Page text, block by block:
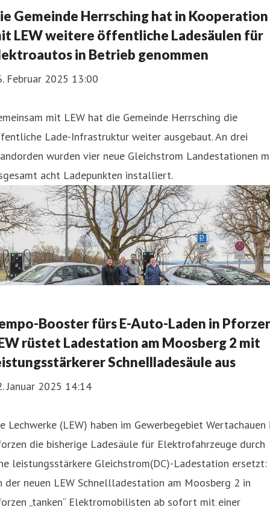
Gemeinde Herrsching hat in Kooperation
LEW weitere öffentliche Ladesäulen für
in Betrieb genommen
Februar 2025 13:00
mit LEW hat die Gemeinde Herrsching die
Lade-Infrastruktur weiter ausgebaut. An drei
wurden vier neue Gleichstrom Landestationen
acht Ladepunkten installiert.
Booster fürs E-Auto-Laden in
rüstet Ladestation am Moosberg 2 mit
Schnellladesäule aus
Januar 2025 14:14
Lechwerke (LEW) haben im Gewerbegebiet Wertachauen
die bisherige Ladesäule für Elektrofahrzeuge durch
leistungsstärkere Gleichstrom(DC)-Ladestation ersetzt:
der neuen LEW Schnellladestation am Moosberg 2 in
„tanken“ Elektromobilisten ab sofort mit einer